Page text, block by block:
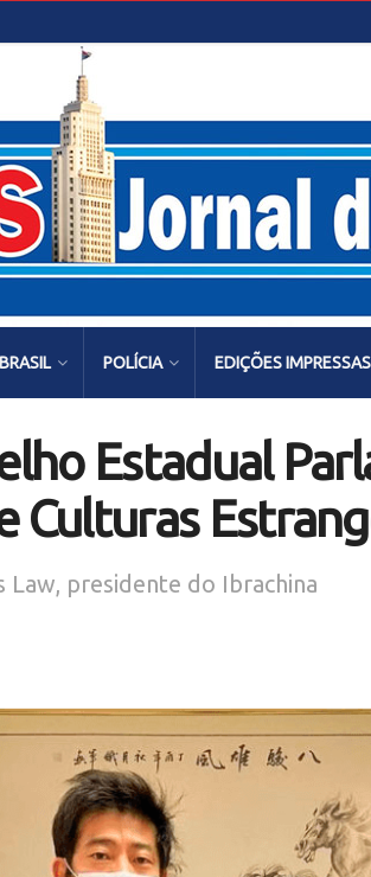
BRASIL POLÍCIA EDIÇÕES IMPRESSAS
Estadual
Culturas
presidente do Ibrachina